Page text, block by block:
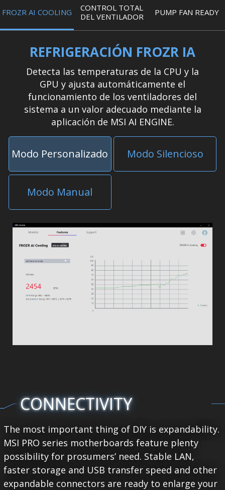
FROZR AI COOLING
CONTROL TOTAL
DEL VENTILADOR
PUMP FAN READY
REFRIGERACIÓN FROZR IA
Detecta las temperaturas de la CPU y la
GPU y ajusta automáticamente el
funcionamiento de los ventiladores del
sistema a un valor adecuado mediante la
aplicación de MSI AI ENGINE.
Modo Personalizado Modo Silencioso
Modo Manual
CONNECTIVITY
The most important thing of DIY is expandability.
MSI PRO series motherboards feature plenty
possibility for prosumers’ need. Stable LAN,
faster storage and USB transfer speed and other
expandable connectors are ready to enlarge your